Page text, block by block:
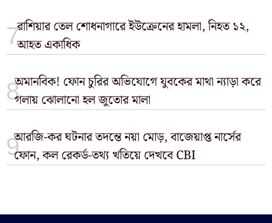
রাশিয়ার তেল শোধনাগারে ইউক্রেনের হামলা, নিহত ১২,
আহত একাধিক
অমানবিক! ফোন চুরির অভিযোগে যুবকের মাথা ন্যাড়া করে
গলায় ঝোলানো হল জুতোর মালা
আরজি-কর ঘটনার তদন্তে নয়া মোড়, বাজেয়াপ্ত নার্সের
ফোন, কল রেকর্ড-তথ্য খতিয়ে দেখবে CBI